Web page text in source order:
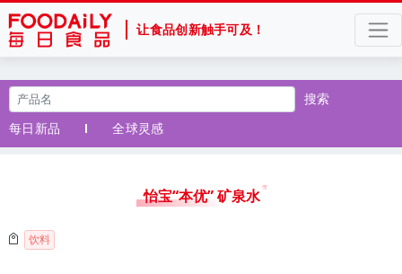
让食品创新触手可及！
搜索
每日新品
全球灵感
怡宝“本优” 矿泉水
饮料